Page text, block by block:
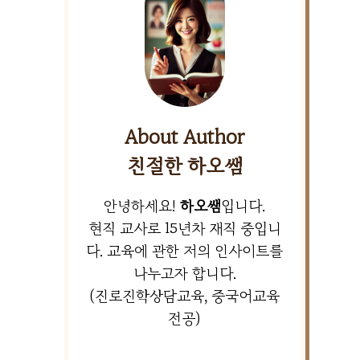
About Author
친절한 하오쌤
안녕하세요!하오쌤입니다.
현직 교사로 15년차 재직 중입니
다. 교육에 관한 저의 인사이트를
나누고자 합니다.
(진로진학상담교육, 중국어교육
전공)